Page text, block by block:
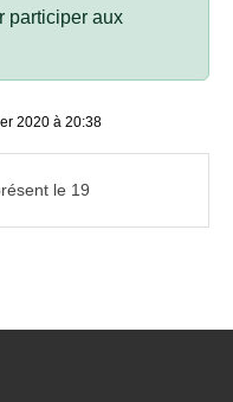
participer aux
2020 à 20:38
le 19